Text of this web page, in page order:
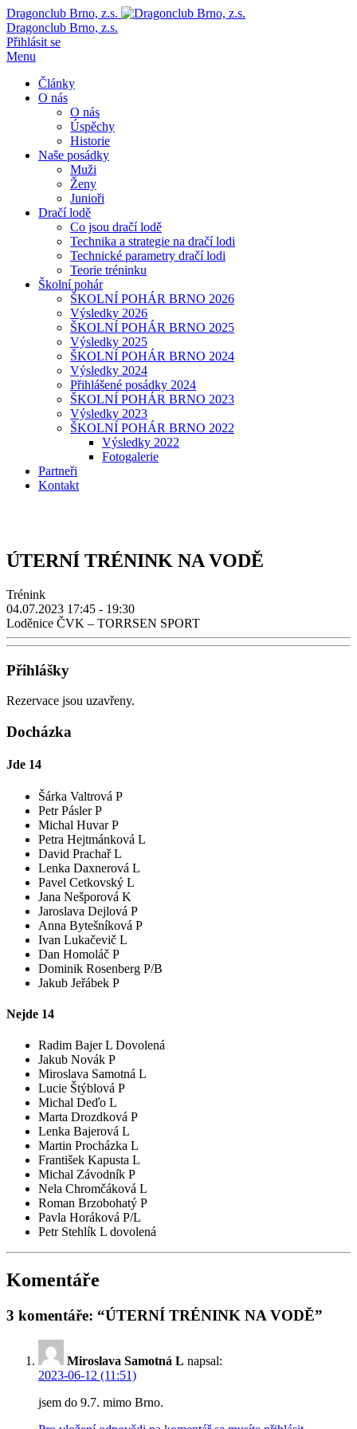
Dragonclub Brno, z.s.
Dragonclub Brno, z.s.
Přihlásit se
Menu
Články
O nás
O nás
Úspěchy
Historie
Naše posádky
Muži
Ženy
Junioři
Dračí lodě
Co jsou dračí lodě
Technika a strategie na dračí lodi
Technické parametry dračí lodi
Teorie tréninku
Školní pohár
ŠKOLNÍ POHÁR BRNO 2026
Výsledky 2026
ŠKOLNÍ POHÁR BRNO 2025
Výsledky 2025
ŠKOLNÍ POHÁR BRNO 2024
Výsledky 2024
Přihlášené posádky 2024
ŠKOLNÍ POHÁR BRNO 2023
Výsledky 2023
ŠKOLNÍ POHÁR BRNO 2022
Výsledky 2022
Fotogalerie
Partneři
Kontakt
ÚTERNÍ TRÉNINK NA VODĚ
Trénink
04.07.2023 17:45 - 19:30
Loděnice ČVK – TORRSEN SPORT
Přihlášky
Rezervace jsou uzavřeny.
Docházka
Jde 14
Šárka Valtrová P
Petr Pásler P
Michal Huvar P
Petra Hejtmánková L
David Prachař L
Lenka Daxnerová L
Pavel Cetkovský L
Jana Nešporová K
Jaroslava Dejlová P
Anna Bytešníková P
Ivan Lukačevič L
Dan Homoláč P
Dominik Rosenberg P/B
Jakub Jeřábek P
Nejde 14
Radim Bajer L Dovolená
Jakub Novák P
Miroslava Samotná L
Lucie Štýblová P
Michal Deďo L
Marta Drozdková P
Lenka Bajerová L
Martin Procházka L
František Kapusta L
Michal Závodník P
Nela Chromčáková L
Roman Brzobohatý P
Pavla Horáková P/L
Petr Stehlík L dovolená
Komentáře
3 komentáře: “ÚTERNÍ TRÉNINK NA VODĚ”
Miroslava Samotná L napsal:
2023-06-12 (11:51)
jsem do 9.7. mimo Brno.